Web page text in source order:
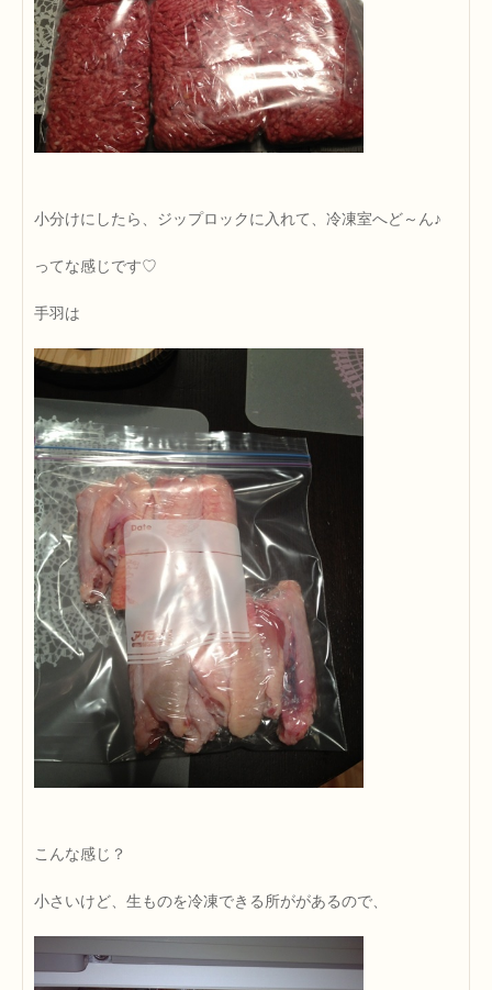
小分けにしたら、ジップロックに入れて、冷凍室へど～ん♪
ってな感じです♡
手羽は
こんな感じ？
小さいけど、生ものを冷凍できる所ががあるので、